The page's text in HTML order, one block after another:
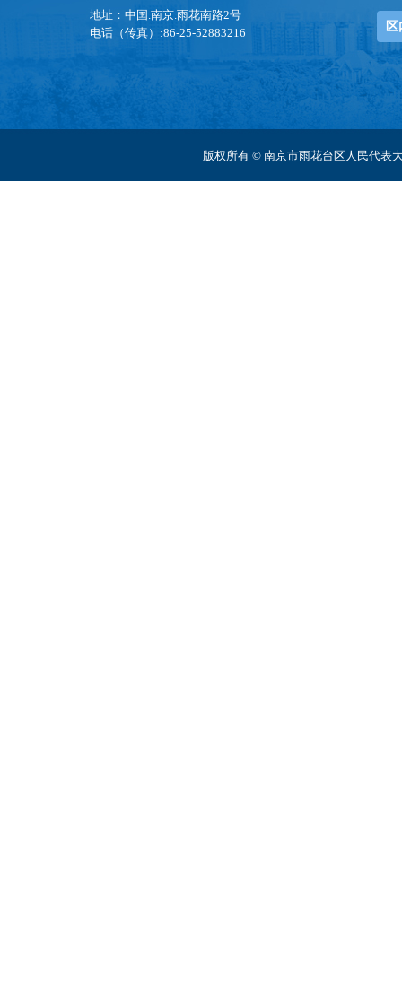
地址：中国.南京.雨花南路2号
电话（传真）:86-25-52883216
版权所有 © 南京市雨花台区人民代表